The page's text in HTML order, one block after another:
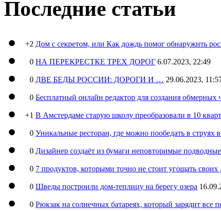
Последние статьи
+2 Дом с секретом, или Как дождь помог обнаружить
0 НА ПЕРЕКРЕСТКЕ ТРЕХ ДОРОГ 6.07.2023, 22:49
0 ДВЕ БЕДЫ РОССИИ: ДОРОГИ И … 29.06.2023,
0 Бесплатный онлайн редактор для создания обмерных
+1 В Амстердаме старую школу преобразовали в 10
0 Уникальные ресторан, где можно пообедать в струях
0 Дизайнер создаёт из бумаги неповторимые
0 7 продуктов, которыми точно не стоит угощать
0 Шведы построили дом-теплицу на берегу озера
0 Рюкзак на солнечных батареях, который зарядит все